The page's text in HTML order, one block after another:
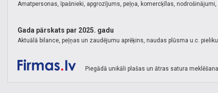
Amatpersonas, īpašnieki, apgrozījums, peļņa, komercķīlas,
Gada pārskats par 2025. gadu
Aktuālā bilance, peļņas un zaudējumu aprēķins, naudas plūsma u.c.
Piegādā unikāli plašas un ātras satura